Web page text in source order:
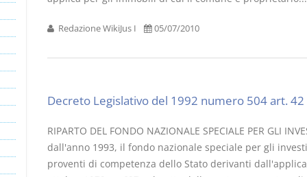
Redazione WikiJus I 05/07/2010
Decreto Legislativo del 1992 numero 504 art. 42
RIPARTO DEL FONDO NAZIONALE SPECIALE PER GLI
dall'anno 1993, il fondo nazionale speciale per gli
proventi di competenza dello Stato derivanti